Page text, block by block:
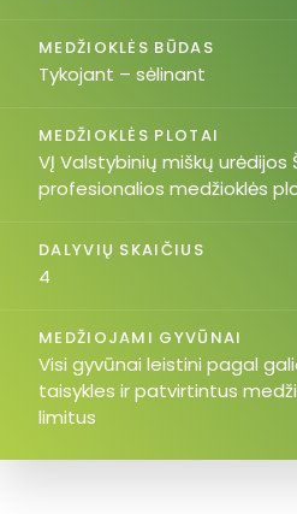
MEDŽIOKLĖS BŪDAS
Tykojant – sėlinant
MEDŽIOKLĖS PLOTAI
VĮ Valstybinių miškų urėdijos
profesionalios medžioklės
DALYVIŲ SKAIČIUS
4
MEDŽIOJAMI GYVŪNAI
Visi gyvūnai leistini pagal
taisykles ir patvirtintus
limitus